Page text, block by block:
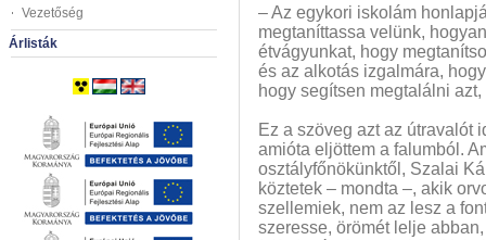
Vezetőség
Árlisták
– Az egykori iskolám
megtaníttassa velünk,
étvágyunkat, hogy
és az alkotás izgalmára,
hogy segítsen megtalálni
Ez a szöveg azt az útravalót
amióta eljöttem a falumból.
osztályfőnökünktől, Szalai
köztetek – mondta –, akik
szellemiek, nem az lesz a
szeresse, örömét lelje